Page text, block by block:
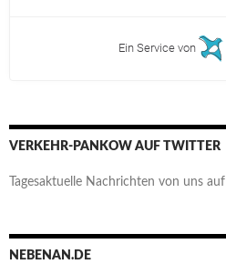
Ein Service von
VERKEHR-PANKOW AUF TWITTER
Tagesaktuelle Nachrichten von uns auf
NEBENAN.DE